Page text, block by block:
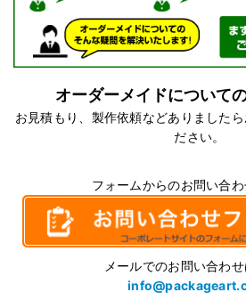
オーダーメイドについて
お見積もり、製作依頼などありました
ださい。
フォームからのお問い合
メールでのお問い合わ